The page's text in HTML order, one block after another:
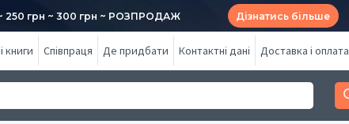
250 грн ~ 300 грн ~ РОЗПРОДАЖ Дізнатись більше
книги Співпраця Де придбати Контактні дані Доставка і оплата